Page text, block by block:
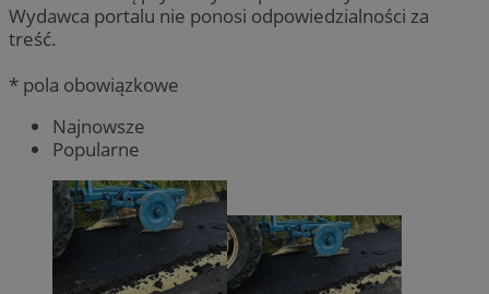
Wydawca portalu nie ponosi odpowiedzialności za
treść.
* pola obowiązkowe
Najnowsze
Popularne